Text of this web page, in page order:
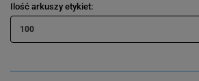
Ilość arkuszy etykiet
100